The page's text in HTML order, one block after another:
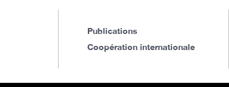
Publications
Coopération internationale